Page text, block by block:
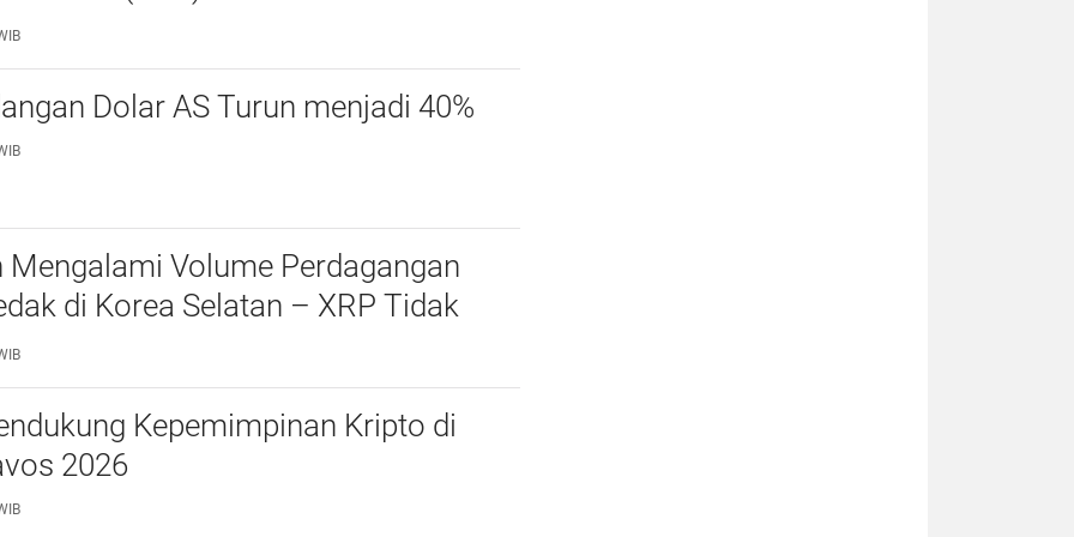
Dolar AS Turun menjadi 40%
Mengalami Volume Perdagangan
di Korea Selatan – XRP Tidak
Besar, Berikut Daftarnya
Kepemimpinan Kripto di
2026